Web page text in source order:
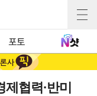
포토
협력·반미